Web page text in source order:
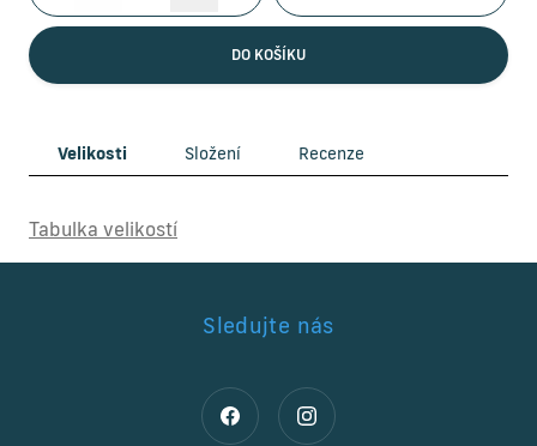
DO KOŠÍKU
Velikosti Složení Recenze
Tabulka velikostí
Sledujte nás